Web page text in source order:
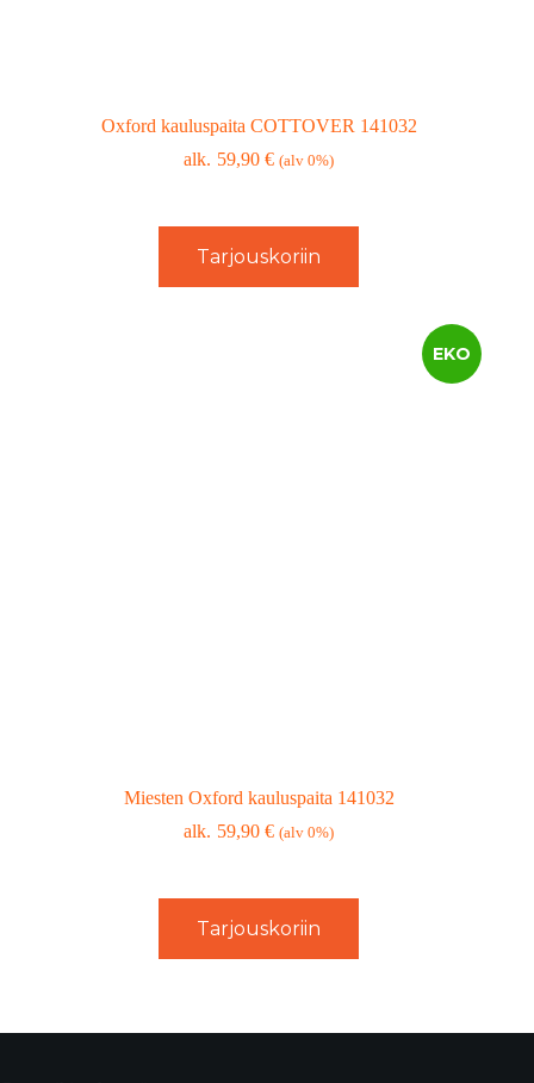
Oxford kauluspaita COTTOVER 141032
59,90€ (alv 0%)
Tarjouskoriin
EKO
Miesten Oxford kauluspaita 141032
59,90€ (alv 0%)
Tarjouskoriin